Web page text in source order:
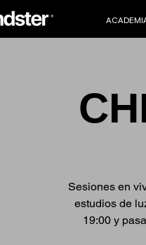
Sesiones en
estudios de
19:00 y